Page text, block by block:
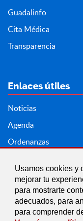
Usamos cookies y
mejorar tu
para mostrarte
adecuados, para
para comprender
Guadalinfo
Cita Médica
Transparencia
Enlaces útiles
Noticias
Agenda
Ordenanzas